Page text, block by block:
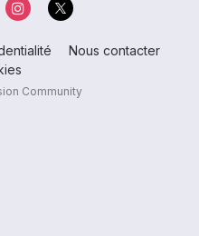
Nous contacter
Community